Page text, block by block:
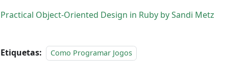
Practical Object-Oriented Design in Ruby by Sandi Metz
Etiquetas: Como Programar Jogos